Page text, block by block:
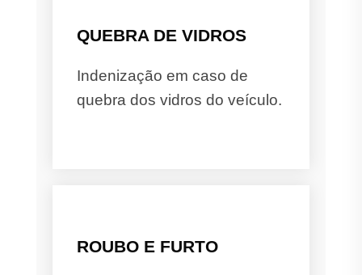
QUEBRA DE VIDROS
Indenização em caso de
quebra dos vidros do veículo.
ROUBO E FURTO